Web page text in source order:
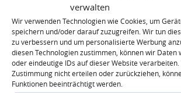
verwalten
Wir verwenden Technologien wie Cookies, um
speichern und/oder darauf zuzugreifen. Wir tun
zu verbessern und um personalisierte Werbung
diesen Technologien zustimmen, können wir Daten
oder eindeutige IDs auf dieser Website verarbeiten.
Zustimmung nicht erteilen oder zurückziehen,
Funktionen beeinträchtigt werden.